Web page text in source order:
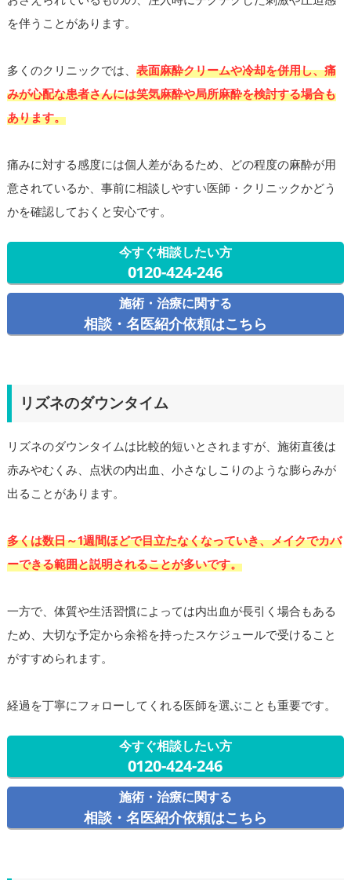
を伴うことがあります。
多くのクリニックでは、 表面麻酔クリームや冷却を併用し、痛
みが心配な患者さんには笑気麻酔や局所麻酔を検討する場合も
あります。
痛みに対する感度には個人差があるため、どの程度の麻酔が用
意されているか、事前に相談しやすい医師・クリニックかどう
かを確認しておくと安心です。
今すぐ相談したい方
0120-424-246
施術・治療に関する
相談・名医紹介依頼はこちら
リズネのダウンタイム
リズネのダウンタイムは比較的短いとされますが、施術直後は
赤みやむくみ、点状の内出血、小さなしこりのような膨らみが
出ることがあります。
多くは数日～1週間ほどで目立たなくなっていき、メイクでカバ
ーできる範囲と説明されることが多いです。
一方で、体質や生活習慣によっては内出血が長引く場合もある
ため、大切な予定から余裕を持ったスケジュールで受けること
がすすめられます。
経過を丁寧にフォローしてくれる医師を選ぶことも重要です。
今すぐ相談したい方
0120-424-246
施術・治療に関する
相談・名医紹介依頼はこちら